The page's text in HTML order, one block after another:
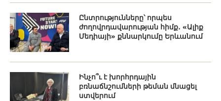
Ընտրությունները՝ որպես
ժողովրդավարության հիմք․ «Ալիք
Մեդիայի» քննարկումը Երևանում
Ինչո՞ւ է խորհրդային
բռնաճնշումների թեման մնացել
ստվերում